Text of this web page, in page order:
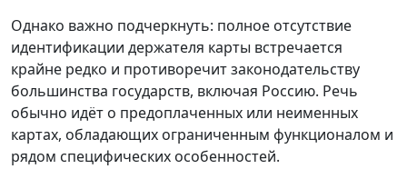
Однако важно подчеркнуть: полное отсутствие
идентификации держателя карты встречается
крайне редко и противоречит законодательству
большинства государств, включая Россию. Речь
обычно идёт о предоплаченных или неименных
картах, обладающих ограниченным функционалом и
рядом специфических особенностей.